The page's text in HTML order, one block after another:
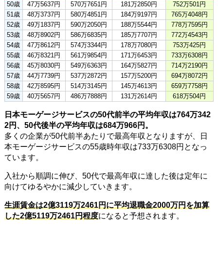
50歳
47万5637円 570万7651円 181万2850円
752万501円
51歳
48万3737円 580万4851円 184万9197円
765万4048円
52歳
49万1837円 590万2050円 188万5544円
778万7595円
53歳
48万8902円 586万6835円 185万7707円
772万4543円
54歳
47万8612円 574万3344円 178万7080円
753万425円
55歳
46万8321円 561万9854円 171万6453円
733万6308円
56歳
45万8030円 549万6363円 164万5827円
714万2190円
57歳
44万7739円 537万2872円 157万5200円
694万8072円
58歳
42万8595円 514万3145円 145万4613円
659万7758円
59歳
40万5657円 486万7888円 131万2614円 618万504円
日本モーゲージサービスの50代前半の平均年収は764万342
2円、50代後半の平均年収は684万966円。
多くの企業が50代前半あたりで最高年収となりますが、日
本モーゲージサービスの55歳時年収は733万6308円となっ
ています。
入社から順調に伸び、50代で最高年収に達した後は定年に
向けてゆるやかに減少していきます。
生涯賃金は2億3119万2461円に平均退職金2000万円を加算
した2億5119万2461円程度になると予想されます。